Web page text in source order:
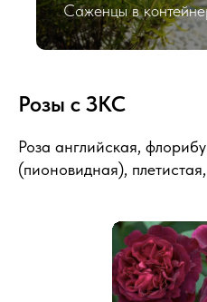
Саженцы в
Розы с ЗКС
Роза английская,
(пионовидная),